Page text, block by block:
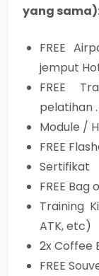
yang
FREE
jemput
FREE
pelatihan .
Module /
FREE
Sertifikat
FREE
Training
ATK, etc)
2x Coffee
FREE